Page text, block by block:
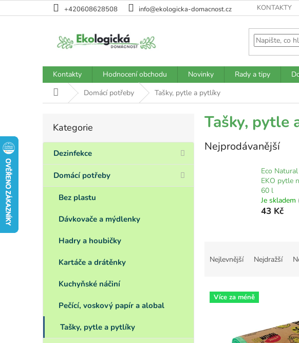
na
+420608628508 info@ekologicka-domacnost.cz KONTAKTY
Kontakty Hodnocení obchodu Novinky Rady a tipy
Domů Domácí potřeby Tašky, pytle a pytlíky
s
r
n
Přeskočit
Kategorie
Dezinfekce
Domácí potřeby
Bez plastu
Dávkovače a mýdlenky
Hadry a houbičky
Kartáče a drátěnky
Kuchyňské náčiní
Pečící, voskový papír a alobal
Tašky, pytle a pytlíky
Tašky, pytle
Nejprodávanější
Eco
EKO pytle
60 l
Je skladem
43 Kč
Nejlevnější Nejdražší
V Více za méně